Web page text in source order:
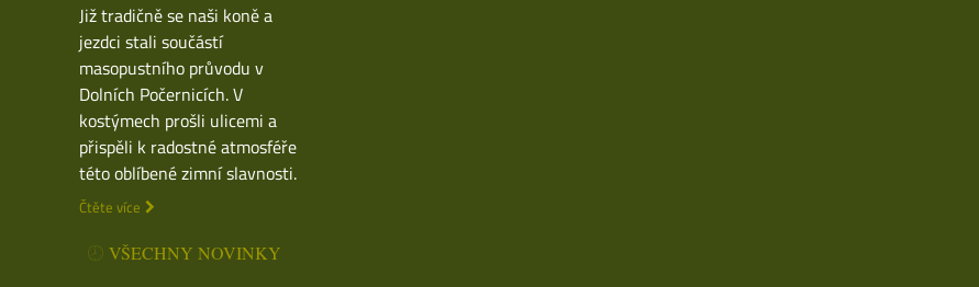
Již tradičně se naši koně a
jezdci stali součástí
masopustního průvodu v
Dolních Počernicích. V
kostýmech prošli ulicemi a
přispěli k radostné atmosféře
této oblíbené zimní slavnosti.
Čtěte více
VŠECHNY NOVINKY